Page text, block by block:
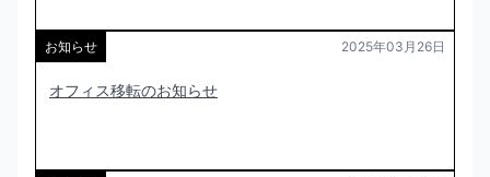
お知らせ 2025年03月26日
オフィス移転のお知らせ